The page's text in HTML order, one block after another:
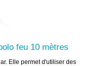
feu 10 mètres
Elle permet d'utiliser des